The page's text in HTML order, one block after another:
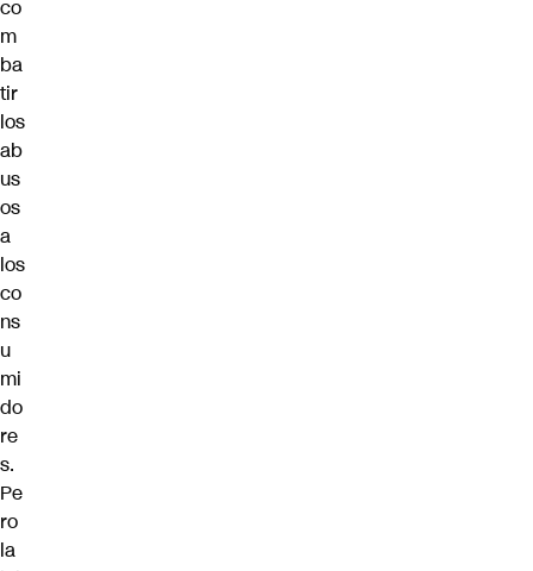
co
m
ba
tir
los
ab
us
os
a
los
co
ns
u
mi
do
re
s.
Pe
ro
la